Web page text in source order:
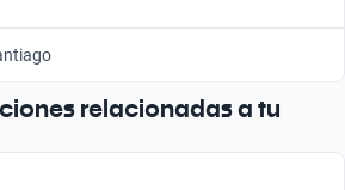
relacionadas a tu